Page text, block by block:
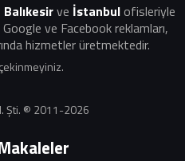
Balıkesirve İstanbulofisleriyle
Google ve Facebook reklamları,
hizmetler üretmektedir.
Şti. ® 2011-2026